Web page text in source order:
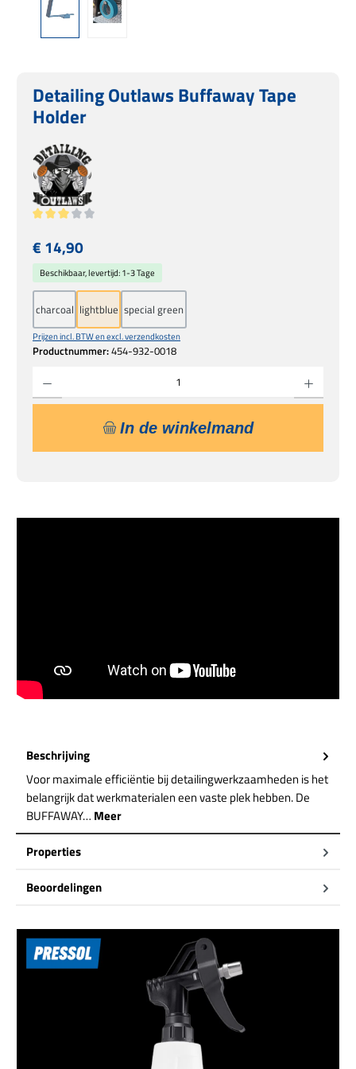
Detailing Outlaws Buffaway Tape
Holder
Normale prijs:
€ 14,90
Prijzen incl. BTW en excl. verzendkosten
Productnummer:454-932-0018
Beschikbaar, levertijd: 1-3 Tage
charcoal lightblue special green
In de winkelmand
Beschrijving
Voor maximale efficiëntie bij detailingwerkzaamheden is het
belangrijk dat werkmaterialen een vaste plek hebben. De
BUFFAWAY… Meer
Properties
Beoordelingen